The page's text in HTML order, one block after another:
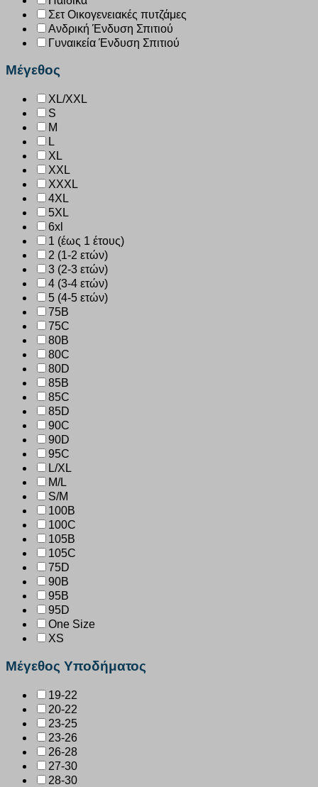
Σετ Οικογενειακές πυτζάμες
Ανδρική Ένδυση Σπιτιού
Γυναικεία Ένδυση Σπιτιού
Μέγεθος
XL/XXL
S
M
L
XL
XXL
XXXL
4XL
5XL
6xl
1 (έως 1 έτους)
2 (1-2 ετών)
3 (2-3 ετών)
4 (3-4 ετών)
5 (4-5 ετών)
75B
75C
80B
80C
80D
85B
85C
85D
90C
90D
95C
L/XL
M/L
S/M
100B
100C
105B
105C
75D
90B
95B
95D
One Size
XS
Μέγεθος Υποδήματος
19-22
20-22
23-25
23-26
26-28
27-30
28-30